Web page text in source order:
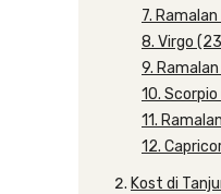
7.
8. Virgo
9.
10.
11.
12.
Kost di